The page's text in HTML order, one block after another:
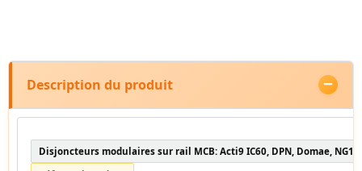
Description du produit
Disjoncteurs modulaires sur rail MCB: Acti9 IC60, DPN, Domae,